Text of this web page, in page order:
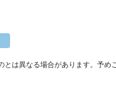
は異なる場合があります。予め